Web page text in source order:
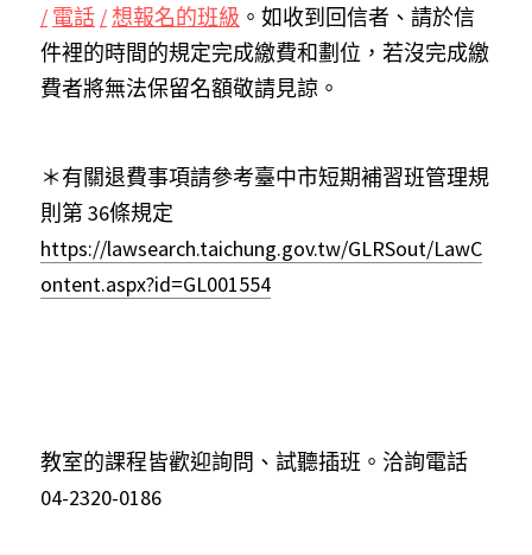
/ 電話 /想報名的班級 。如收到回信者、請於信
件裡的時間的規定完成繳費和劃位，若沒完成繳
費者將無法保留名額敬請見諒。
＊有關退費事項請參考臺中市短期補習班管理規
則第36條規定
https://lawsearch.taichung.gov.tw/GLRSout/LawC
ontent.aspx?id=GL001554
教室的課程皆歡迎詢問、試聽插班。洽詢電話
04-2320-0186